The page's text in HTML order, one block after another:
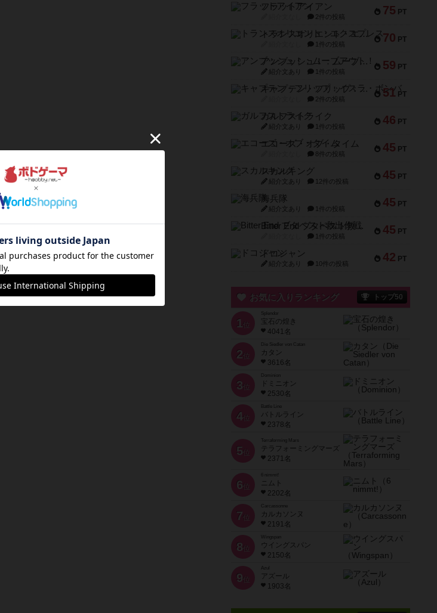
75 PT
フラットアイアン
2件の投稿
70 PT
トランスオリエント・エクスプレス
1件の投稿
59 PT
アンブッシュ！：ムーブアウト！
紹介文あり 1件の投稿
51 PT
キャプテン・フリップ：イスラ・ボンバ
2件の投稿
46 PT
ガルフストライク
紹介文あり 1件の投稿
45 PT
エコーズ・オブ・タイム
8件の投稿
45 PT
スカルキング
紹介文あり 12件の投稿
45 PT
海兵隊
紹介文あり 1件の投稿
45 PT
Bitter End ブタペスト救出作戦
1件の投稿
42 PT
ドコジャン
紹介文あり 10件の投稿
お気に入りランキング トップ50
1 位
宝石の煌き
4041名
2 位
Die Siedler von Catan
カタン
3616名
3 位
ドミニオン
2530名
4位
Battle Line
バトルライン
2378名
5 位
Terraforming Mars
テラフォーミングマーズ
2371名
6 位
ニムト
2202名
7 位
Carcassonne
カルカソンヌ
2191名
8 位
Wingspan
ウイングスパン
2150名
9 位
Azul
アズール
1903名